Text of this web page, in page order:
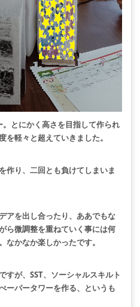
とにかく高さを目指して作られ
を軽々と超えていきました。
作り、二回とも負けてしまいま
アを出し合ったり、 ああでもな
ら微調整を重ねていく事には何
なかなか楽しかったです。
が、 SST、ソーシャルスキルト
ーパータワーを作る、というも